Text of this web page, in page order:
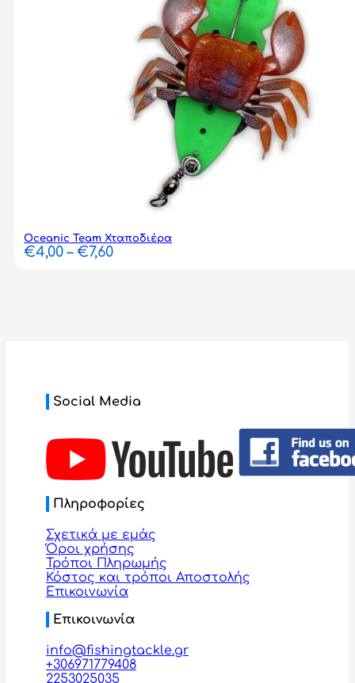
Oceanic Team Χταποδιέρα
€4,00 – €7,60Price
Social Media
Πληροφορίες
Σχετικά με εμάς
Όροι χρήσης
Τρόποι Πληρωμής
Κόστος και τρόποι Αποστολής
Επικοινωνία
Επικοινωνία
info@fishingtackle.gr
+306971779408
2253025035